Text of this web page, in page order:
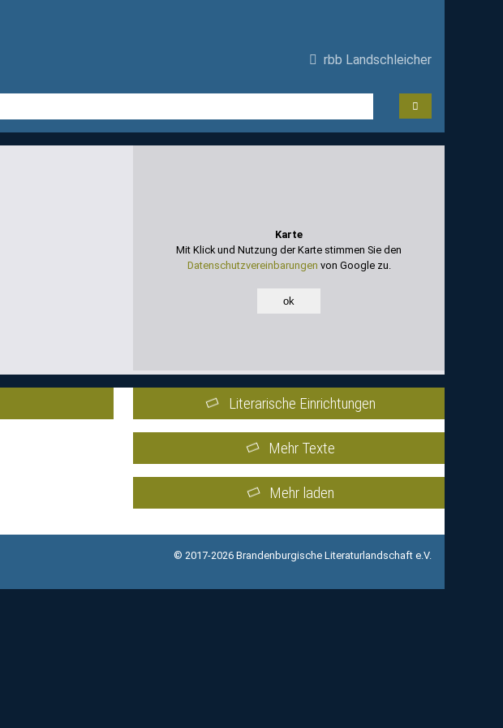
rbb Landschleicher
Karte
Mit Klick und Nutzung der Karte stimmen Sie den
Datenschutzvereinbarungen von Google zu.
ok
Literarische Einrichtungen
Mehr Texte
Mehr laden
© 2017-2026 Brandenburgische Literaturlandschaft e.V.